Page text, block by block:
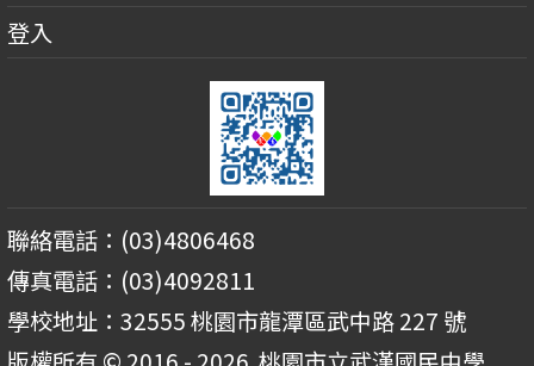
登入
聯絡電話：(03)4806468
傳真電話：(03)4092811
學校地址：32555 桃園市龍潭區武中路 227 號